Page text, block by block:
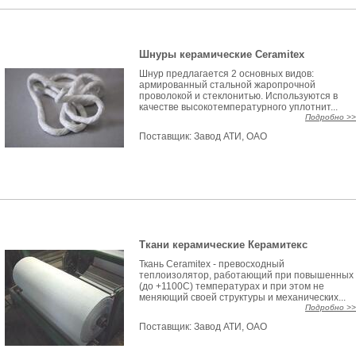
Шнуры керамические Ceramitex
Шнур предлагается 2 основных видов:
армированный стальной жаропрочной
проволокой и стеклонитью. Используются в
качестве высокотемпературного уплотнит...
Подробно >>
Поставщик: Завод АТИ, ОАО
Ткани керамические Керамитекс
Ткань Ceramitex - превосходный
теплоизолятор, работающий при повышенных
(до +1100С) температурах и при этом не
меняющий своей структуры и механических...
Подробно >>
Поставщик: Завод АТИ, ОАО